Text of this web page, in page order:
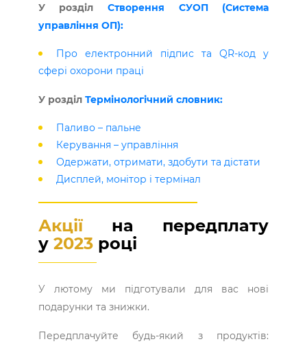
У розділ Створення СУОП (Система
управління ОП):
Про електронний підпис та QR-код у
сфері охорони праці
У розділ Термінологічний словник:
Паливо – пальне
Керування – управління
Одержати, отримати, здобути та дістати
Дисплей, монітор і термінал
Акції на передплату
у 2023 році
У лютому ми підготували для вас нові
подарунки та знижки.
Передплачуйте будь-який з продуктів: